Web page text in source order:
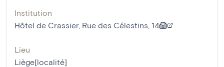
Institution
Hôtel de Crassier, Rue des Célestins, 14
Lieu
Liège[localité]